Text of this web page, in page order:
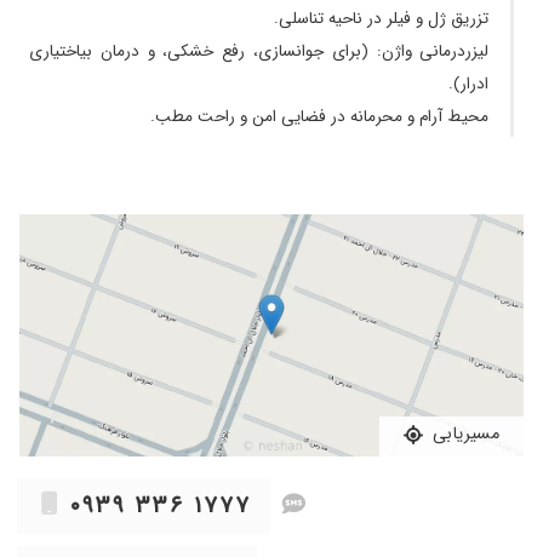
ویزیت ایشون هستم و خیلی راضی هستم، بسیار
خوش اخلاق و خوش برخورد هستن ، و با حوصله
خیلی باحوصله به صحبت بیماران گوش می دهند
من برای انجام مراقبت های بارداری ب ایشون
مراجعه کردم ، بسیار دقیق ، با حوصله و خوش
برخورد هستند بسیار راضی بودم
بسیار با حوصله طبابتشونو انجام دادن ۱۴۰۴/۱۲/۰۱
با سلام خانم دکتر بسیار مهربون و با حوصله و من
خیلی زود درمان شدم
۱۴۰۵/۰۵/۱۵
من در بارداری تحت نظرشون بودم و زایمان خیلی
خوبی رو تجربه کردم.
۱۴۰۴/۰۳/۱۷
۱۴۰۴/۰۷/۰۸
تزریق ژل و فیلر در ناحیه تناسلی.
لیزردرمانی واژن: (برای جوانسازی، رفع خشکی، و درمان بیاختیاری
ادرار).
محیط آرام و محرمانه در فضایی امن و راحت مطب.
مسیریابی
۰۹۳۹ ۳۳۶ ۱۷۷۷